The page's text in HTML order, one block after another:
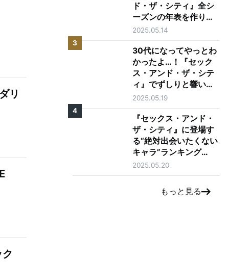
リ
ド・ザ・シティ』全シ
ーズンの年表を作りま
した
2025.05.14
3
30代になってやっとわ
かったよ…！『セック
ス・アンド・ザ・シテ
ィ』でずしりと響いた
言葉10選
2025.05.19
4
『セックス・アンド・
ザ・シティ』に登場す
る“絶対出会いたくない
キャラ”ランキング
TOP5
2025.05.20
もっと見る